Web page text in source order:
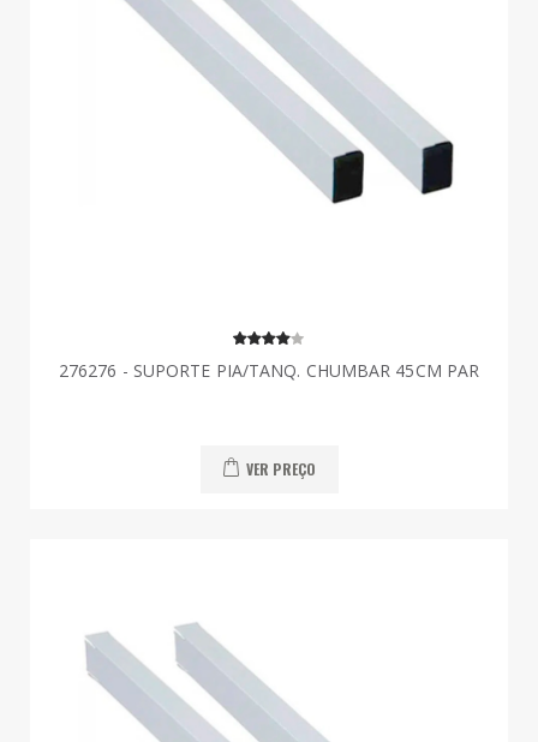
276276 - SUPORTE PIA/TANQ. CHUMBAR 45CM PAR
VER PREÇO